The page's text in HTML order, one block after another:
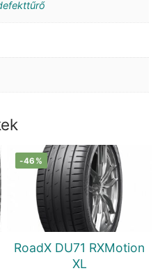
-46%
RoadX DU71 RXMotion
XL